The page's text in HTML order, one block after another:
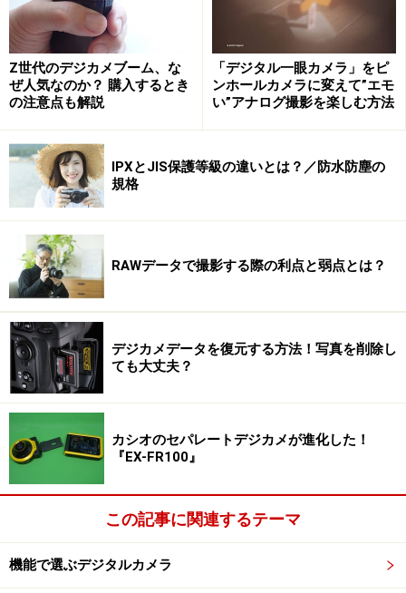
Z世代のデジカメブーム、な
ぜ人気なのか？ 購入するとき
の注意点も解説
「デジタル一眼カメラ」をピ
ンホールカメラに変えて”エモ
い”アナログ撮影を楽しむ方法
IPXとJIS保護等級の違いとは？／防水防塵の
規格
RAWデータで撮影する際の利点と弱点とは？
デジカメデータを復元する方法！写真を削除し
ても大丈夫？
カシオのセパレートデジカメが進化した！
『EX-FR100』
この記事に関連するテーマ
機能で選ぶデジタルカメラ